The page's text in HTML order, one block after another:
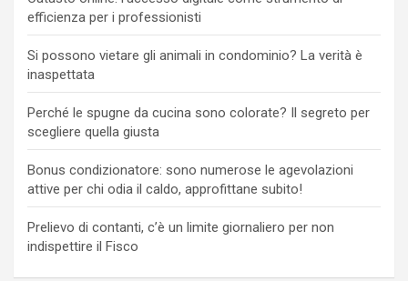
efficienza per i professionisti
Si possono vietare gli animali in condominio? La verità è
inaspettata
Perché le spugne da cucina sono colorate? Il segreto per
scegliere quella giusta
Bonus condizionatore: sono numerose le agevolazioni
attive per chi odia il caldo, approfittane subito!
Prelievo di contanti, c’è un limite giornaliero per non
indispettire il Fisco